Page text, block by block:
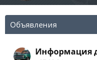
Объявления
Информация